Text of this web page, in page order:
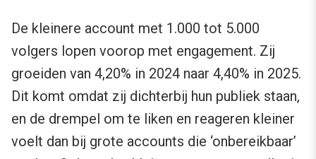
De kleinere account met 1.000 tot 5.000
volgers lopen voorop met engagement. Zij
groeiden van 4,20% in 2024 naar 4,40% in 2025.
Dit komt omdat zij dichterbij hun publiek staan,
en de drempel om te liken en reageren kleiner
voelt dan bij grote accounts die ‘onbereikbaar’